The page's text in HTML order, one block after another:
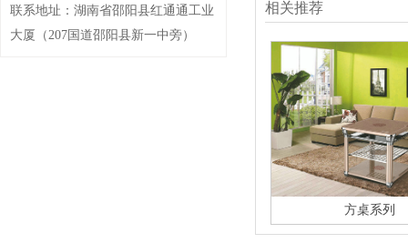
联系地址：湖南省邵阳县红通通工业
大厦（207国道邵阳县新一中旁）
相关推荐
方桌系列